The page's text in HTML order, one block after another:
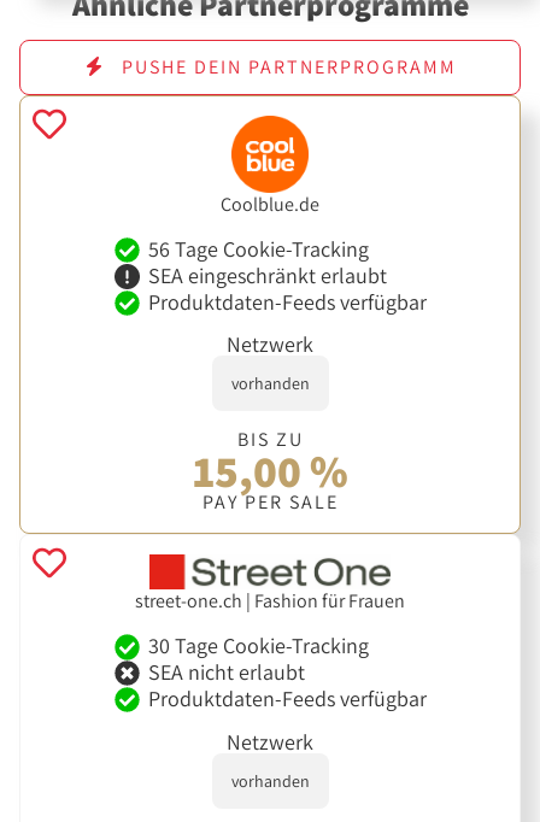
PUSHE DEIN PARTNERPROGRAMM
Coolblue.de
56 Tage Cookie-Tracking
SEA eingeschränkt erlaubt
Produktdaten-Feeds verfügbar
Netzwerk
vorhanden
BIS ZU
15,00 %
PAY PER SALE
street-one.ch | Fashion für Frauen
30 Tage Cookie-Tracking
SEA nicht erlaubt
Produktdaten-Feeds verfügbar
Netzwerk
vorhanden